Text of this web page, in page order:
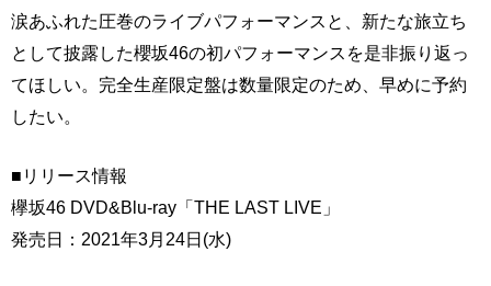
涙あふれた圧巻のライブパフォーマンスと、新たな旅立ち
として披露した櫻坂46の初パフォーマンスを是非振り返っ
てほしい。完全生産限定盤は数量限定のため、早めに予約
したい。
■リリース情報
欅坂46 DVD&Blu-ray「THE LAST LIVE」
発売日：2021年3月24日(水)